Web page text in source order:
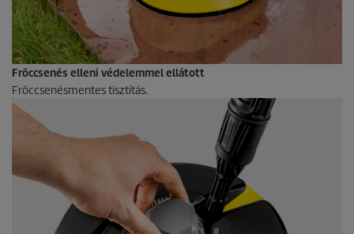
Fröccsenés elleni védelemmel ellátott
Fröccsenésmentes tisztítás.